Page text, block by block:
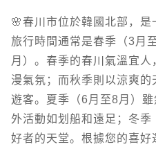
🌸春川市位於韓國北部，
旅行時間通常是春季（3月
月）。春季的春川氣溫宜
漫氣氛；而秋季則以涼爽
遊客。夏季（6月至8月）
外活動如划船和遠足；冬
好者的天堂。根據您的喜